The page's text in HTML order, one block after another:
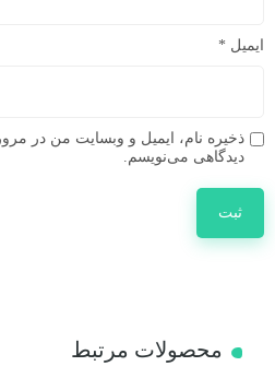
ایمیل *
ذخیره نام، ایمیل و وبسایت من در
دیدگاهی می‌نویسم.
محصولات مرتبط